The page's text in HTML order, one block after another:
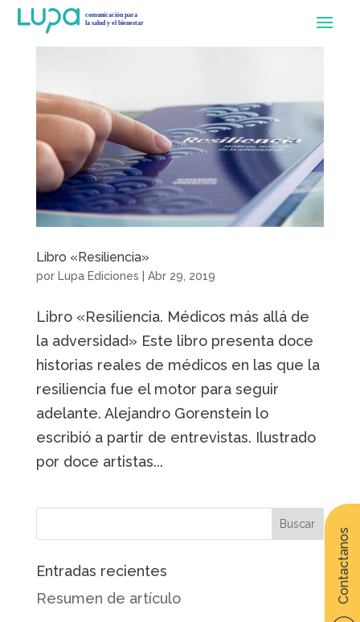
Contactanos
Libro «Resiliencia»
por Lupa Ediciones Abr 29, 2019
Libro «Resiliencia. Médicos más allá de
la adversidad» Este libro presenta doce
historias reales de médicos en las que la
resiliencia fue el motor para seguir
adelante. Alejandro Gorenstein lo
escribió a partir de entrevistas. Ilustrado
por doce artistas...
Entradas recientes
Resumen de artículo